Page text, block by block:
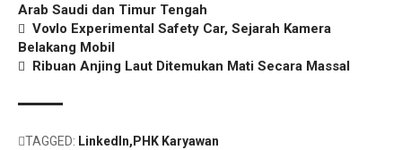
Arab Saudi dan Timur Tengah
Vovlo Experimental Safety Car, Sejarah Kamera
Belakang Mobil
Ribuan Anjing Laut Ditemukan Mati Secara Massal
TAGGED: LinkedIn PHK Karyawan